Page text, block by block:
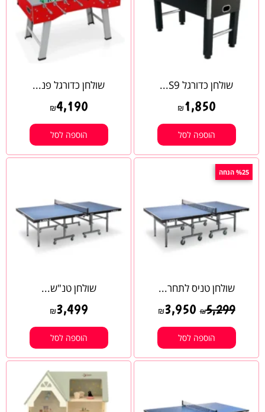
שולחן כדורגל S9...
₪ 1,850
הוספה לסל
שולחן כדורגל פנ...
₪4,190
הוספה לסל
%25 הנחה
שולחן טניס לתחר...
₪5,299
₪3,950
הוספה לסל
שולחן טנ"ש...
₪3,499
הוספה לסל